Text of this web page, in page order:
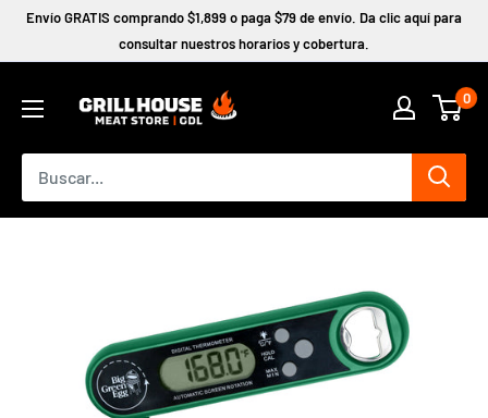
contenido
Envío GRATIS comprando $1,899 o paga $79 de envío. Da clic aquí para
consultar nuestros horarios y cobertura.
0